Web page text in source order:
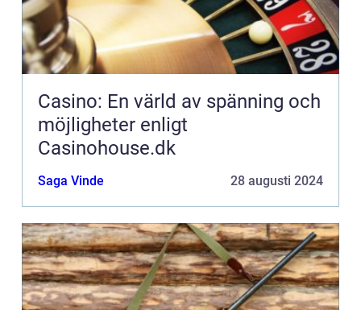
Casino: En värld av spänning och
möjligheter enligt
Casinohouse.dk
Saga Vinde 28 augusti 2024